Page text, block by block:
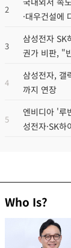
2
·대우건설에
3
삼성전자 SK
권가 비판, "
4
삼성전자, 갤
까지 연장
5
엔비디아 '루
성전자·SK
Who Is?